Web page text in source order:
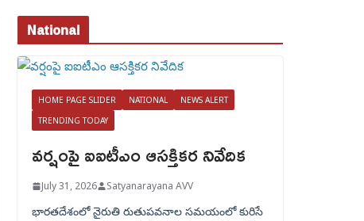
National
HOME PAGE SLIDER NATIONAL
NEWS ALERT
TRENDING TODAY
వర్షంపై ఐఐటీఎం ఆసక్తికర నివేదిక
July 31, 2026 Satyanarayana AVV
భారతదేశంలో నైరుతి రుతుపవనాల సమయంలో కురిసే